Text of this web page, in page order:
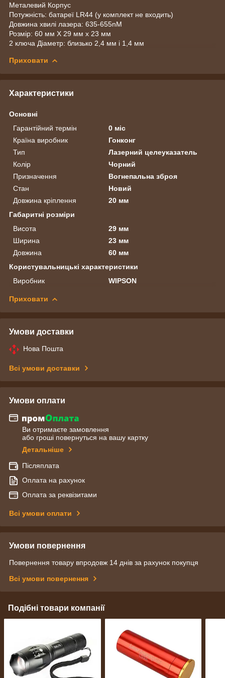
Металевий Корпус
Потужність: батареї LR44 (у комплект не входить)
Довжина хвилі лазера: 635-655nM
Розмір: 60 мм X 29 мм x 23 мм
2 ключа Діаметр: близько 2,4 мм і 1,4 мм
Приховати
Характеристики
Основні
Гарантійний термін
0 міс
Країна виробник
Гонконг
Тип
Лазерний целеуказатель
Колір
Чорний
Призначення
Вогнепальна зброя
Стан
Новий
Довжина кріплення
20 мм
Габаритні розміри
Висота
29 мм
Ширина
23 мм
Довжина
60 мм
Користувальницькі характеристики
Виробник
WIPSON
Приховати
Умови доставки
Нова Пошта
Всі умови доставки
Умови оплати
Ви отримаєте замовлення
або гроші повернуться на вашу картку
Детальніше
Післяплата
Оплата на рахунок
Оплата за реквізитами
Всі умови оплати
Умови повернення
Повернення товару впродовж 14 днів за рахунок покупця
Всі умови повернення
Подібні товари компанії